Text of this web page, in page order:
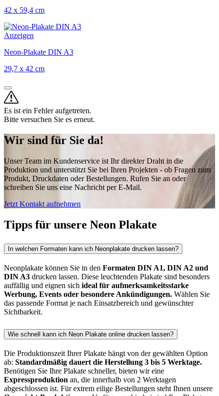
42 x 59,4 cm
Anzeigen
Neon-Plakate DIN A3
29,7 x 42 cm
Es ist ein Fehler aufgetreten.
Bitte versuchen Sie es erneut.
Wir sind für Sie da!
Unser Team im Kundenservice ist Ihr direkter Draht in die
Produktion und unterstützt Sie bei Ihren Projekten - ob Fragen zum
Produkt, Druckdaten oder Bestellungen. Rufen Sie an oder
schreiben Sie uns eine Nachricht per E-Mail.
Jetzt Kontakt aufnehmen
Tipps für unsere Neon Plakate
In welchen Formaten kann ich Neonplakate drucken lassen?
Neonplakate können Sie in den Formaten DIN A1, DIN A2 und
DIN A3 drucken lassen. Diese leuchtenden Plakate sind besonders
auffällig und eignen sich ideal für aufmerksamkeitsstarke
Werbung, Events oder besondere Ankündigungen. Wählen Sie
das passende Format je nach Einsatzbereich und gewünschter
Sichtbarkeit.
Wie schnell kann ich Neon Plakate online drucken lassen?
Die Produktionszeit Ihrer Plakate hängt von der gewählten Option
ab: Standardmäßig dauert die Herstellung 3 bis 5 Werktage.
Benötigen Sie Ihre Plakate schneller, bieten wir eine
Expressproduktion an, die innerhalb von 2 Werktagen
abgeschlossen ist. Für extrem eilige Bestellungen steht Ihnen unsere